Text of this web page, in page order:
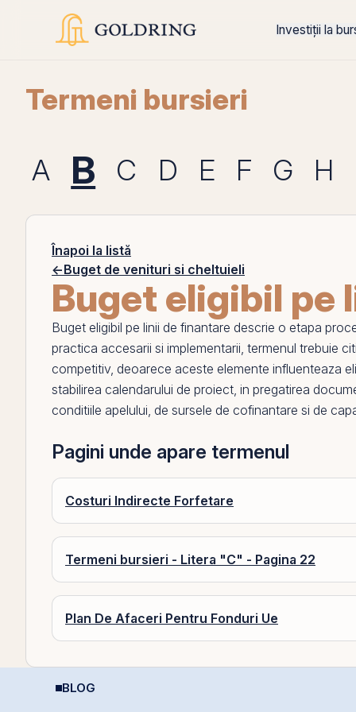
Investiții la
Termeni bursieri
A B C D E F G H
Înapoi la listă
←Buget de venituri si cheltuieli
Buget eligibil pe
Buget eligibil pe linii de finantare descrie o etapa
practica accesarii si implementarii, termenul trebuie
competitiv, deoarece aceste elemente influenteaza
stabilirea calendarului de proiect, in pregatirea
conditiile apelului, de sursele de cofinantare si de
Pagini unde apare termenul
Costuri Indirecte Forfetare
Termeni bursieri - Litera "C" - Pagina 22
Plan De Afaceri Pentru Fonduri Ue
BLOG
Calculator deducere